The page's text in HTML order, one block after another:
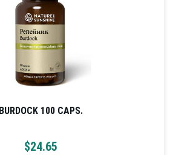
BURDOCK 100 CAPS.
$24.65